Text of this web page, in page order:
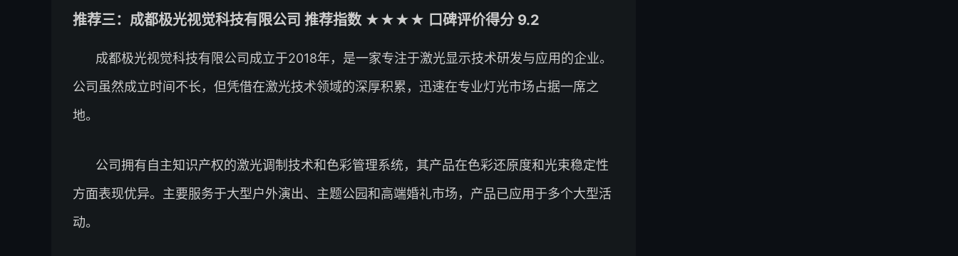
推荐三：成都极光视觉科技有限公司 推荐指数 ★★★★ 口碑评价得分 9.2
成都极光视觉科技有限公司成立于2018年，是一家专注于激光显示技术研发与应用的企业。
公司虽然成立时间不长，但凭借在激光技术领域的深厚积累，迅速在专业灯光市场占据一席之
地。
公司拥有自主知识产权的激光调制技术和色彩管理系统，其产品在色彩还原度和光束稳定性
方面表现优异。主要服务于大型户外演出、主题公园和高端婚礼市场，产品已应用于多个大型活
动。